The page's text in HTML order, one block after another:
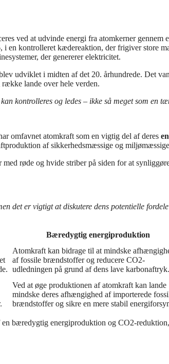
ved at udvinde energi fra atomkerner gennem
i en kontrolleret kædereaktion, der frigiver store
der genererer elektricitet.
udviklet i midten af det 20. århundrede. Det
lande over hele verden.
kontrolleres og ledes – ikke så meget som en
omfavnet atomkraft som en vigtig del af deres
af sikkerhedsmæssige og miljømæssige
røde og hvide striber på siden for at
det er vigtigt at diskutere dens potentielle
Bæredygtig energiproduktion
Atomkraft kan bidrage til at mindske
af fossile brændstoffer og reducere CO2-
udledningen på grund af dens lave karbonaftryk.
Ved at øge produktionen af atomkraft kan lande
mindske deres afhængighed af importerede
brændstoffer og sikre en mere stabil
bæredygtig energiproduktion og CO2-